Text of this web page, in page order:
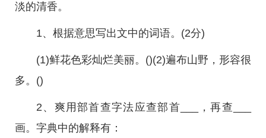
淡的清香。
1、根据意思写出文中的词语。(2分)
(1)鲜花色彩灿烂美丽。()(2)遍布山野，形容很
多。()
2、爽用部首查字法应查部首___，再查___
画。字典中的解释有：